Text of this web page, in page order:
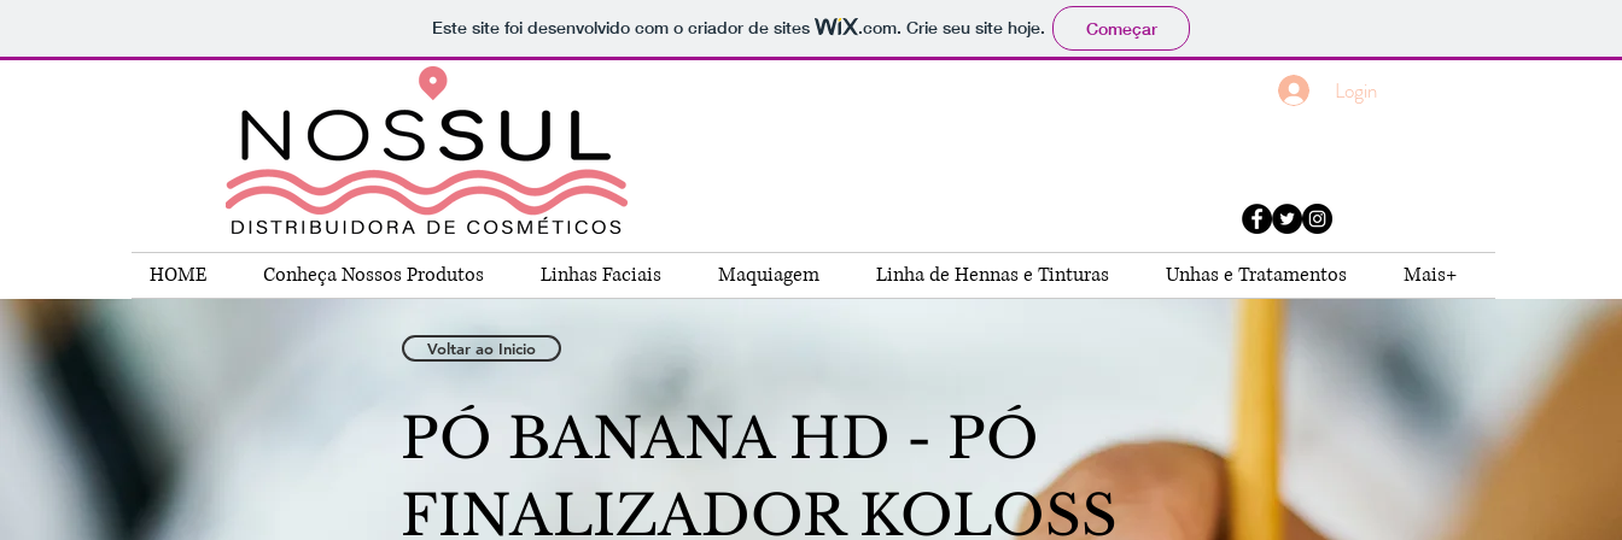
Este site foi desenvolvido com o criador de sites .com. Crie seu site hoje. Começar
Login
HOME Conheça Nossos Produtos Linhas Faciais Maquiagem Linha de Hennas e Tinturas Unhas e Tratamentos Mais+
Voltar ao Inicio
PÓ BANANA HD - PÓ
FINALIZADOR KOLOSS